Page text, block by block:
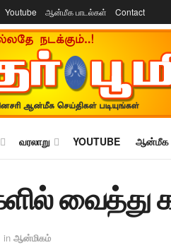
Youtube ஆன்மீக பாடல்கள் Contact
வரலாறு YOUTUBE ஆன்மீக
வைத்து
in ஆன்மிகம்